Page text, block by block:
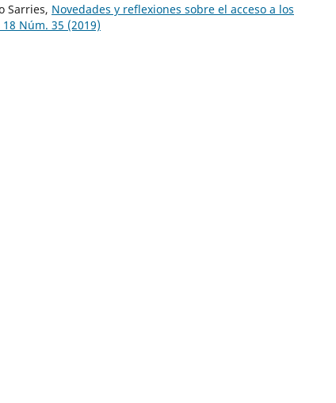
Sarries, Novedades y reflexiones sobre el acceso a los
Núm. 35 (2019)